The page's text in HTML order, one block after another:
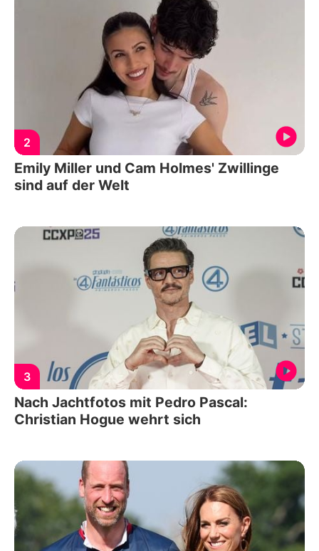
2
Emily Miller und Cam Holmes' Zwillinge
sind auf der Welt
3
Nach Jachtfotos mit Pedro Pascal:
Christian Hogue wehrt sich